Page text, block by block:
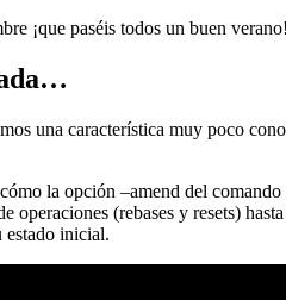
¡que paséis todos un buen verano!
una característica muy poco
la opción –amend del
operaciones (rebases y resets)
estado inicial.